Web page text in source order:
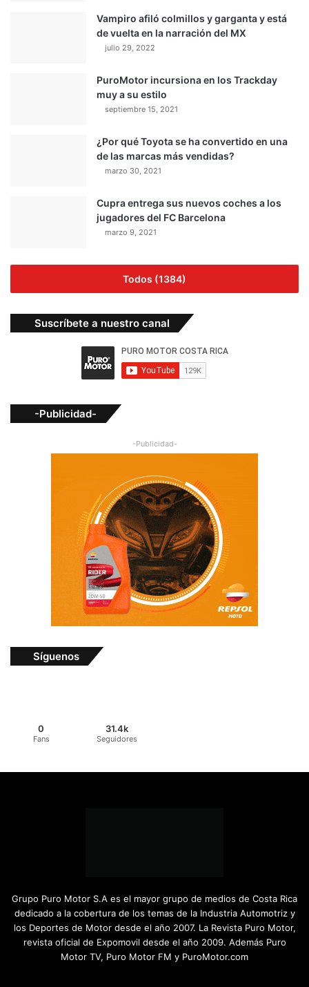
Vampiro afiló colmillos y garganta y está
de vuelta en la narración del MX
julio 29, 2022
PuroMotor incursiona en los Trackday
muy a su estilo
septiembre 15, 2021
¿Por qué Toyota se ha convertido en una
de las marcas más vendidas?
marzo 30, 2021
Cupra entrega sus nuevos coches a los
jugadores del FC Barcelona
marzo 9, 2021
Todos (1384)
Suscríbete a nuestro canal
-Publicidad-
-Publicidad-
Síguenos
0
Fans
31.4k
Seguidores
Grupo Puro Motor S.A es el mayor grupo de medios de Costa Rica
dedicado a la cobertura de los temas de la Industria Automotriz y
los Deportes de Motor desde el año 2007. La Revista Puro Motor,
revista oficial de Expomovil desde el año 2009. Además Puro
Motor TV, Puro Motor FM y PuroMotor.com